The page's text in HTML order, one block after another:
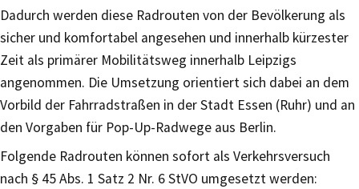
Dadurch werden diese Radrouten von der Bevölkerung als
sicher und komfortabel angesehen und innerhalb kürzester
Zeit als primärer Mobilitätsweg innerhalb Leipzigs
angenommen. Die Umsetzung orientiert sich dabei an dem
Vorbild der Fahrradstraßen in der Stadt Essen (Ruhr) und an
den Vorgaben für Pop-Up-Radwege aus Berlin.
Folgende Radrouten können sofort als Verkehrsversuch
nach § 45 Abs. 1 Satz 2 Nr. 6 StVO umgesetzt werden: